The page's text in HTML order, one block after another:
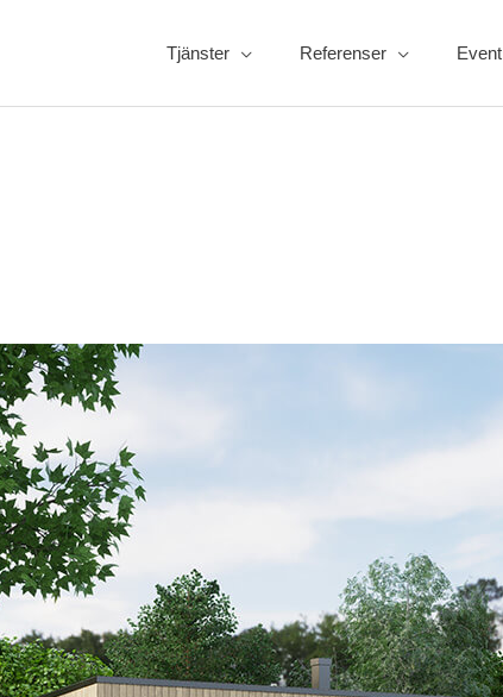
Tjänster Referenser Event